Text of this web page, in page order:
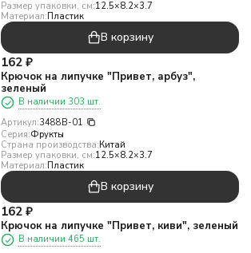
Размер упаковки, см:12.5×8.2×3.7
Материал:Пластик
В корзину
162 ₽
Крючок на липучке "Привет, арбуз",
зеленый
В наличии 303 шт.
Артикул:3488B-01
Серия:Фрукты
Страна производства:Китай
Размер упаковки, см:12.5×8.2×3.7
Материал:Пластик
В корзину
162 ₽
Крючок на липучке "Привет, киви", зеленый
В наличии 465 шт.